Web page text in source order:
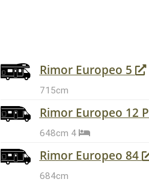
Rimor Europeo 5
715cm
Rimor Europeo 12 P
648cm 4
Rimor Europeo 84
684cm